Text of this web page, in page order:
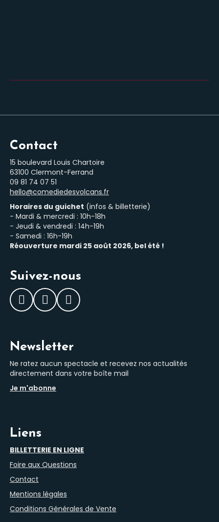
Contact
15 boulevard Louis Chartoire
63100 Clermont-Ferrand
‭09 81 74 07 51‬
hello@comediedesvolcans.fr
Horaires du guichet (infos & billetterie)
- Mardi & mercredi : 10h-18h
- Jeudi & vendredi : 14h-19h
- Samedi : 16h-19h
Réouverture mardi 25 août 2026, bel été !
Suivez-nous
Facebook
InstagramLinkedIn
Newsletter
Ne ratez aucun spectacle et recevez nos actualités
directement dans votre boîte mail
Je m'abonne
Liens
BILLETTERIE EN LIGNE
Foire aux Questions
Contact
Mentions légales
Conditions Générales de Vente